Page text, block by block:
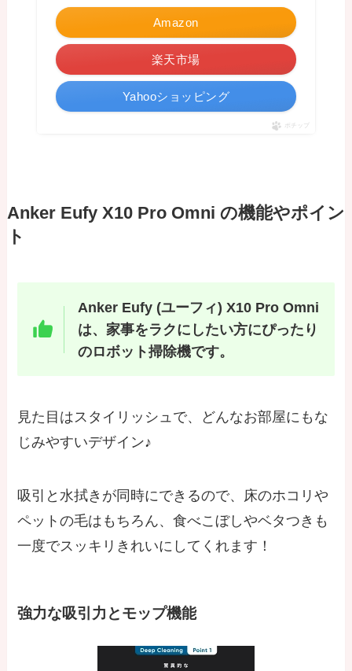
Amazon
楽天市場
Yahooショッピング
ポチップ
Anker Eufy X10 Pro Omni の機能やポイン
ト
Anker Eufy (ユーフィ) X10 Pro Omni
は、家事をラクにしたい方にぴったり
のロボット掃除機です。
見た目はスタイリッシュで、どんなお部屋にもな
じみやすいデザイン♪
吸引と水拭きが同時にできるので、床のホコリや
ペットの毛はもちろん、食べこぼしやベタつきも
一度でスッキリきれいにしてくれます！
強力な吸引力とモップ機能